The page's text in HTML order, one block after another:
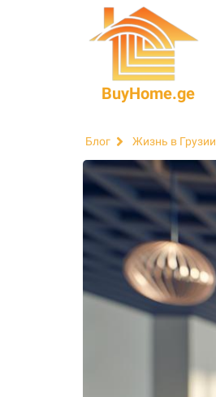
BuyHome.ge
Блог Жизнь в Грузии